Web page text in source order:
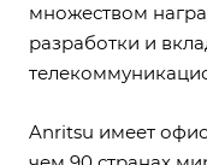
множеством
разработки и
Anritsu имеет